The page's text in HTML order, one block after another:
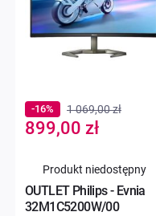
OUTLET Philips - Evnia
32M1C5200W/00
Special
Price
899,00 zł
-16% 1 069,00 zł
Produkt niedostępny